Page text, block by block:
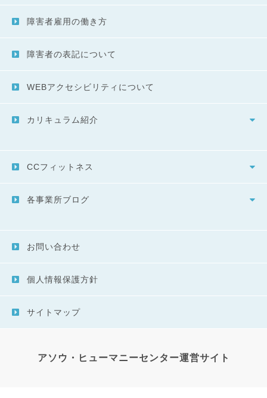
障害者雇用の働き方
障害者の表記について
WEBアクセシビリティについて
カリキュラム紹介
CCフィットネス
各事業所ブログ
お問い合わせ
個人情報保護方針
サイトマップ
アソウ・ヒューマニーセンター運営サイト